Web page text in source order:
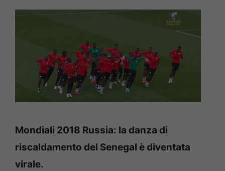
Mondiali 2018 Russia: la danza di
riscaldamento del Senegal è diventata
virale.